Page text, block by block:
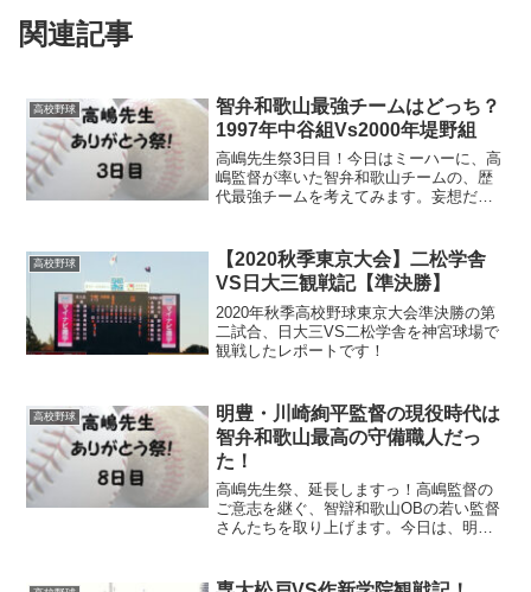
関連記事
高校野球
智弁和歌山最強チームはどっち？
1997年中谷組Vs2000年堤野組
高嶋先生祭3日目！今日はミーハーに、高
嶋監督が率いた智弁和歌山チームの、歴
代最強チームを考えてみます。妄想だら
すね。
高校野球
【2020秋季東京大会】二松学舎
VS日大三観戦記【準決勝】
2020年秋季高校野球東京大会準決勝の第
二試合、日大三VS二松学舎を神宮球場で
観戦したレポートです！
高校野球
明豊・川崎絢平監督の現役時代は
智弁和歌山最高の守備職人だっ
た！
高嶋先生祭、延長しますっ！高嶋監督の
ご意志を継ぐ、智辯和歌山OBの若い監督
さんたちを取り上げます。今日は、明豊